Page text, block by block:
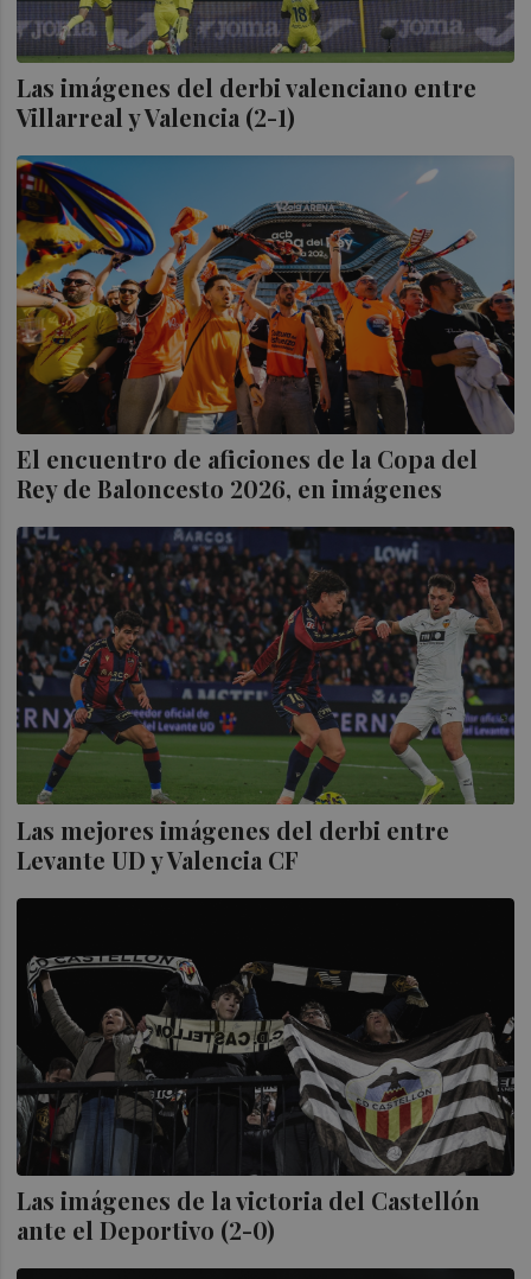
Las imágenes del derbi valenciano entre
Villarreal y Valencia (2-1)
El encuentro de aficiones de la Copa del
Rey de Baloncesto 2026, en imágenes
Las mejores imágenes del derbi entre
Levante UD y Valencia CF
Las imágenes de la victoria del Castellón
ante el Deportivo (2-0)